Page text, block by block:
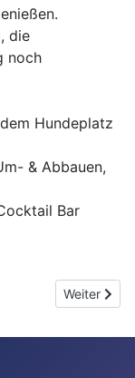
die
noch
Hundeplatz
& Abbauen,
Bar
im Alltag
Nächster
Weiter